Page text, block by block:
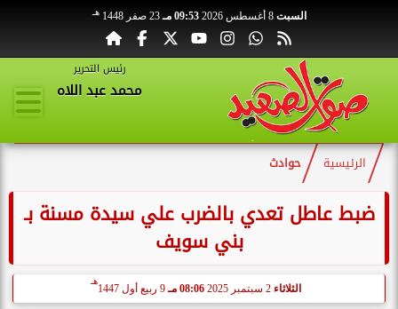
السبت 8 أغسطس 2026 09:53 مـ 23 صفر 1448 هـ
رئيس التحرير
محمد عبد اللاه
الرئيسية حوادث
ضبط عاطل تعدي بالضرب علي سيدة مسنة بـ
بني سويف
الثلاثاء 2 سبتمبر 2025 08:06 مـ 9 ربيع أول 1447
هـ